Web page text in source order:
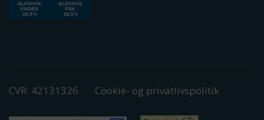
CVR: 42131326 Cookie- og privatlivspolitik